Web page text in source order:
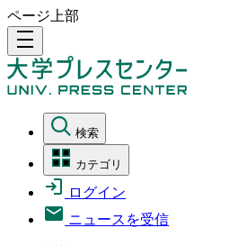
ページ上部
density_medium
検索
カテゴリ
ログイン
ニュースを受信